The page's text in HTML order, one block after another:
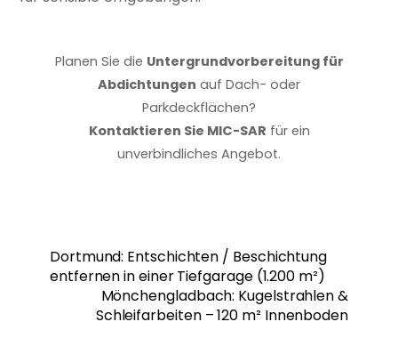
Planen Sie die Untergrundvorbereitung für
Abdichtungen auf Dach- oder
Parkdeckflächen?
Kontaktieren Sie MIC-SAR für ein
unverbindliches Angebot.
Dortmund: Entschichten / Beschichtung
entfernen in einer Tiefgarage (1.200 m²)
Mönchengladbach: Kugelstrahlen &
Schleifarbeiten – 120 m² Innenboden